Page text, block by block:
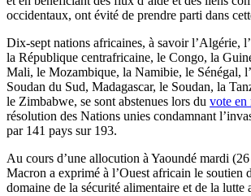
occidentaux, ont évité de prendre parti dans
Dix-sept nations africaines, à savoir l’Algérie,
la République centrafricaine, le Congo, la
Mali, le Mozambique, la Namibie, le Sénégal,
Soudan du Sud, Madagascar, le Soudan, la
le Zimbabwe, se sont abstenues lors du vote en
résolution des Nations unies condamnant
par 141 pays sur 193.
Au cours d’une allocution à Yaoundé mardi
Macron a exprimé à l’Ouest africain le soutien
domaine de la sécurité alimentaire et de la lutte